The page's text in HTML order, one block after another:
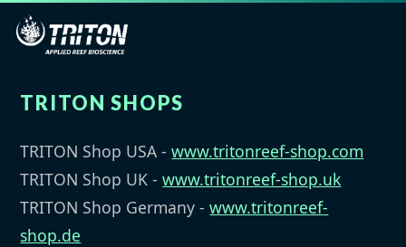
TRITON SHOPS
TRITON Shop USA -www.tritonreef-shop.com
TRITON Shop UK -www.tritonreef-shop.uk
TRITON Shop Germany -www.tritonreef-
shop.de